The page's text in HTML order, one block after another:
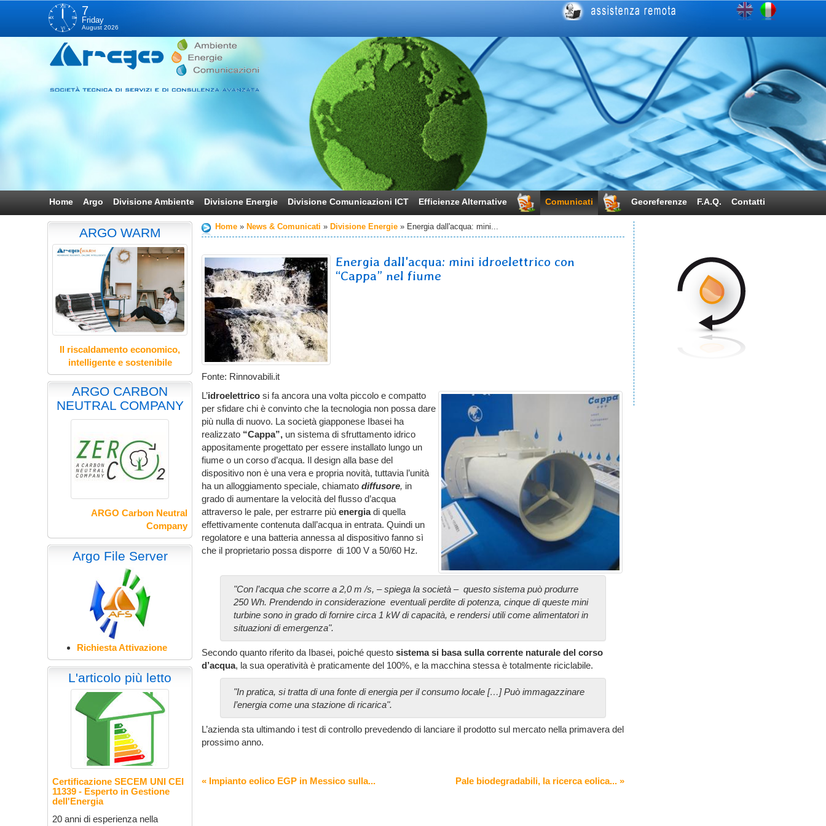
XII
III
VI
IX 7
Friday
August 2026
Home Argo Divisione Ambiente Divisione Energie Divisione Comunicazioni ICT Efficienze Alternative Comunicati Georeferenze F.A.Q. Contatti
Home News & Comunicati Divisione Energie Energia dall'acqua: mini...
Energia dall'acqua: mini idroelettrico con
“Cappa” nel fiume
Fonte: Rinnovabili.it
L’idroelettrico si fa ancora una volta piccolo e compatto
per sfidare chi è convinto che la tecnologia non possa dare
più nulla di nuovo. La società giapponese Ibasei ha
realizzato “Cappa”, un sistema di sfruttamento idrico
appositamente progettato per essere installato lungo un
fiume o un corso d’acqua. Il design alla base del
dispositivo non è una vera e propria novità, tuttavia l’unità
ha un alloggiamento speciale, chiamato diffusore, in
grado di aumentare la velocità del flusso d’acqua
attraverso le pale, per estrarre piùenergiadi quella
effettivamente contenuta dall’acqua in entrata. Quindi un
regolatore e una batteria annessa al dispositivo fanno sì
che il proprietario possa disporre di 100 V a 50/60 Hz.
"Con l’acqua che scorre a 2,0 m /s, – spiega la società – questo sistema può produrre
250 Wh. Prendendo in considerazione eventuali perdite di potenza, cinque di queste mini
turbine sono in grado di fornire circa 1 kW di capacità, e rendersi utili come alimentatori in
situazioni di emergenza".
Secondo quanto riferito da Ibasei, poiché questosistema si basa sulla corrente naturale del corso
d’acqua, la sua operatività è praticamente del 100%, e la macchina stessa è totalmente riciclabile.
"In pratica, si tratta di una fonte di energia per il consumo locale […] Può immagazzinare
l’energia come una stazione di ricarica".
L’azienda sta ultimando i test di controllo prevedendo di lanciare il prodotto sul mercato nella primavera del
prossimo anno.
« Impianto eolico EGP in Messico sulla... Pale biodegradabili, la ricerca eolica... »
ARGO WARM
Il riscaldamento economico,
intelligente e sostenibile
ARGO CARBON
NEUTRAL COMPANY
ARGO Carbon Neutral
Company
Argo File Server
Richiesta Attivazione
L'articolo più letto
Certificazione SECEM UNI CEI
11339 - Esperto in Gestione
dell'Energia
20 anni di esperienza nella